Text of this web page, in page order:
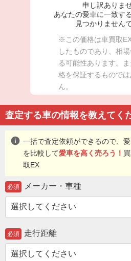
申し訳ありませ
あなたの愛車に一致す
見つかりません
※この価格は車買取
したものであり、相
る可能性あります。
格を保証するもので
ん。
査定する車の情報を教えてく
info 一括で査定依頼ができるので、
を比較して愛車を高く売ろう！
取EX
必須 メーカー・車種
必須 走行距離